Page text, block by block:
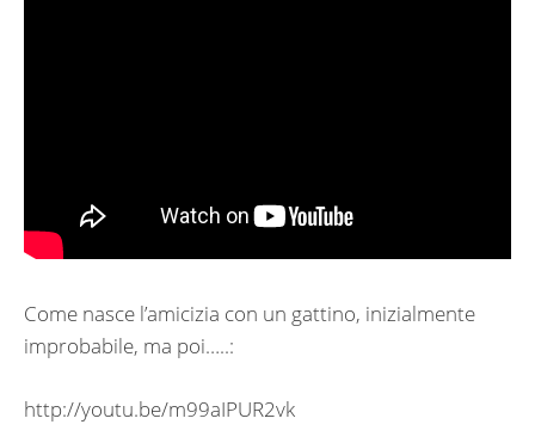
Come nasce l’amicizia con un gattino, inizialmente
improbabile, ma poi…..:
http://youtu.be/m99aIPUR2vk